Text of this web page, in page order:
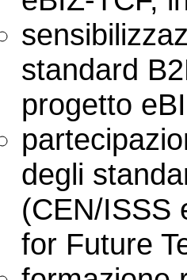
standard
progetto
degli
(CEN/ISSS
for Future